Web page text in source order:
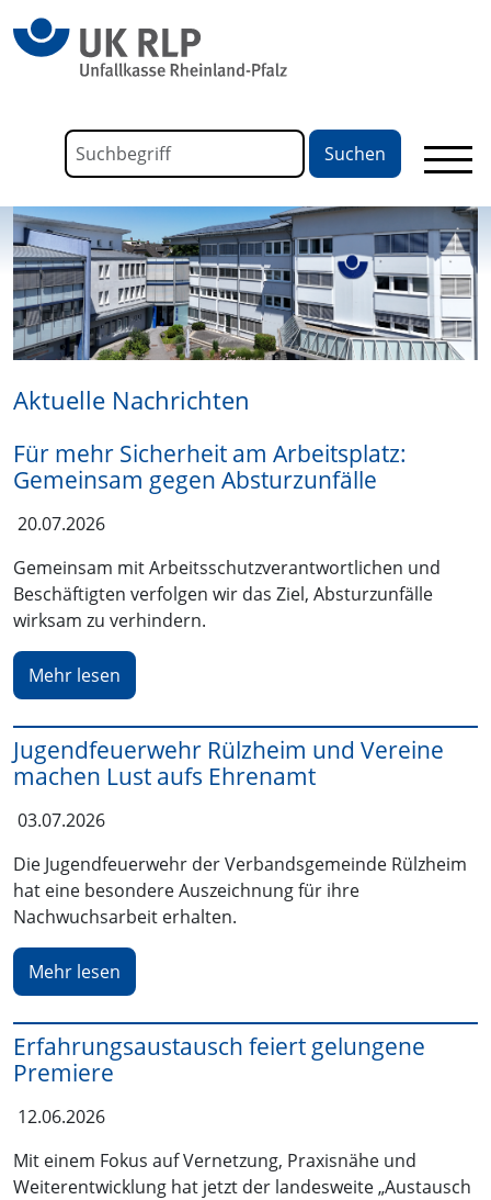
Formular für die Volltextsuche
Aktuelle Nachrichten
Für mehr Sicherheit am Arbeitsplatz:
Gemeinsam gegen Absturzunfälle
20.07.2026
Gemeinsam mit Arbeitsschutzverantwortlichen und
Beschäftigten verfolgen wir das Ziel, Absturzunfälle
wirksam zu verhindern.
Mehr lesen
Jugendfeuerwehr Rülzheim und Vereine
machen Lust aufs Ehrenamt
03.07.2026
Die Jugendfeuerwehr der Verbandsgemeinde Rülzheim
hat eine besondere Auszeichnung für ihre
Nachwuchsarbeit erhalten.
Mehr lesen
Erfahrungsaustausch feiert gelungene
Premiere
12.06.2026
Mit einem Fokus auf Vernetzung, Praxisnähe und
Weiterentwicklung hat jetzt der landesweite „Austausch